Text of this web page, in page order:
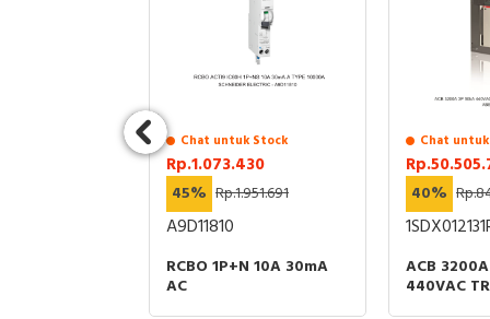
Chat untuk Stock
Rp.1.073.430
45% Rp.1.951.691
A9D11810
RCBO 1P+N 10A 30mA
AC
Chat
40%
ACB
440VAC